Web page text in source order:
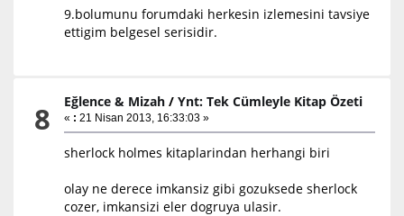
9.bolumunu forumdaki herkesin izlemesini tavsiye
ettigim belgesel serisidir.
8 Eğlence & Mizah /Ynt: Tek Cümleyle Kitap Özeti
« : 21 Nisan 2013, 16:33:03 »
sherlock holmes kitaplarindan herhangi biri
olay ne derece imkansiz gibi gozuksede sherlock
cozer, imkansizi eler dogruya ulasir.